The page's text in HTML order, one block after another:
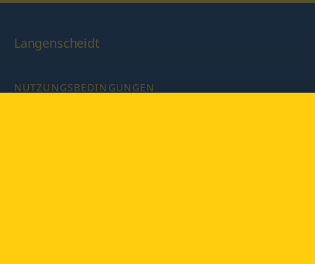
Langenscheidt
NUTZUNGSBEDINGUNGEN